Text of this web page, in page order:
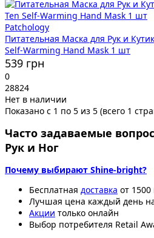
Patchology
Питательная Маска для Рук и
Self-Warming Hand Mask 1 шт
539 грн
0
28824
Нет в наличии
Показано с 1 по 5 из 5 (всего 1
Часто задаваемые
Рук и Ног
Почему выбирают Shine-bright?
Бесплатная доставка от 1500
Лучшая цена каждый день
Акции только онлайн
Выбор потребителя Retail